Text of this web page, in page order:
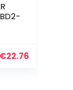
€22.76